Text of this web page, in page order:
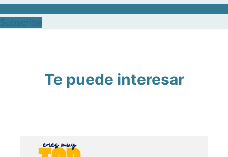
Te puede interesar